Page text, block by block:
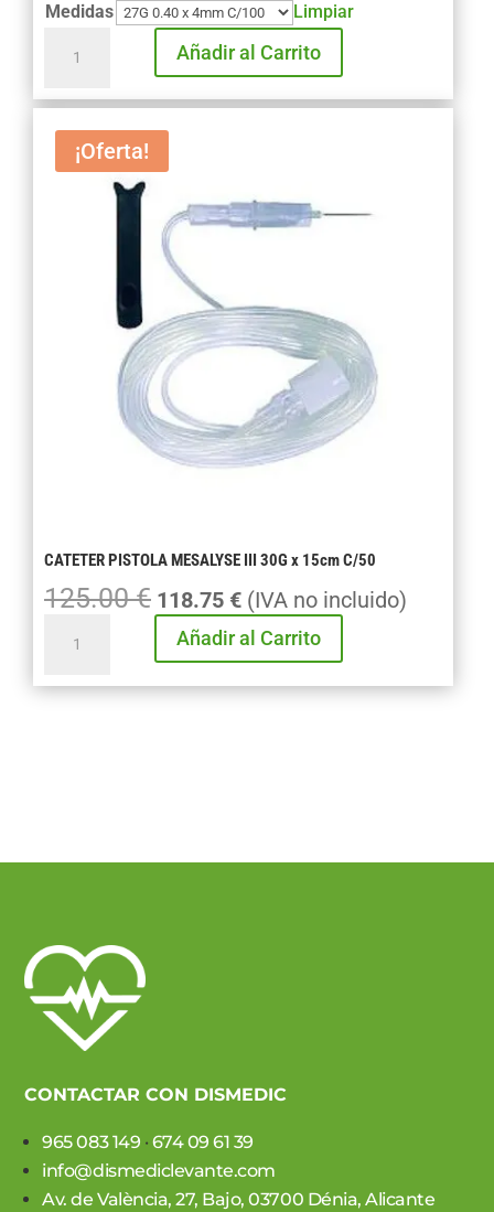
Medidas
Limpiar
mesoterapia
Mesorelle
cantidad
Añadir al Carrito
¡Oferta!
CATETER PISTOLA MESALYSE III 30G x 15cm C/50
125.00€ El
precio
original
era:
118.75 €El
precio
actual
es:
(IVA no incluido)
PISTOLA
MESALYSE
Añadir al Carrito
CONTACTAR CON DISMEDIC
965 083 149 · 674 09 61 39
info@dismediclevante.com
Av. de València, 27, Bajo, 03700 Dénia, Alicante